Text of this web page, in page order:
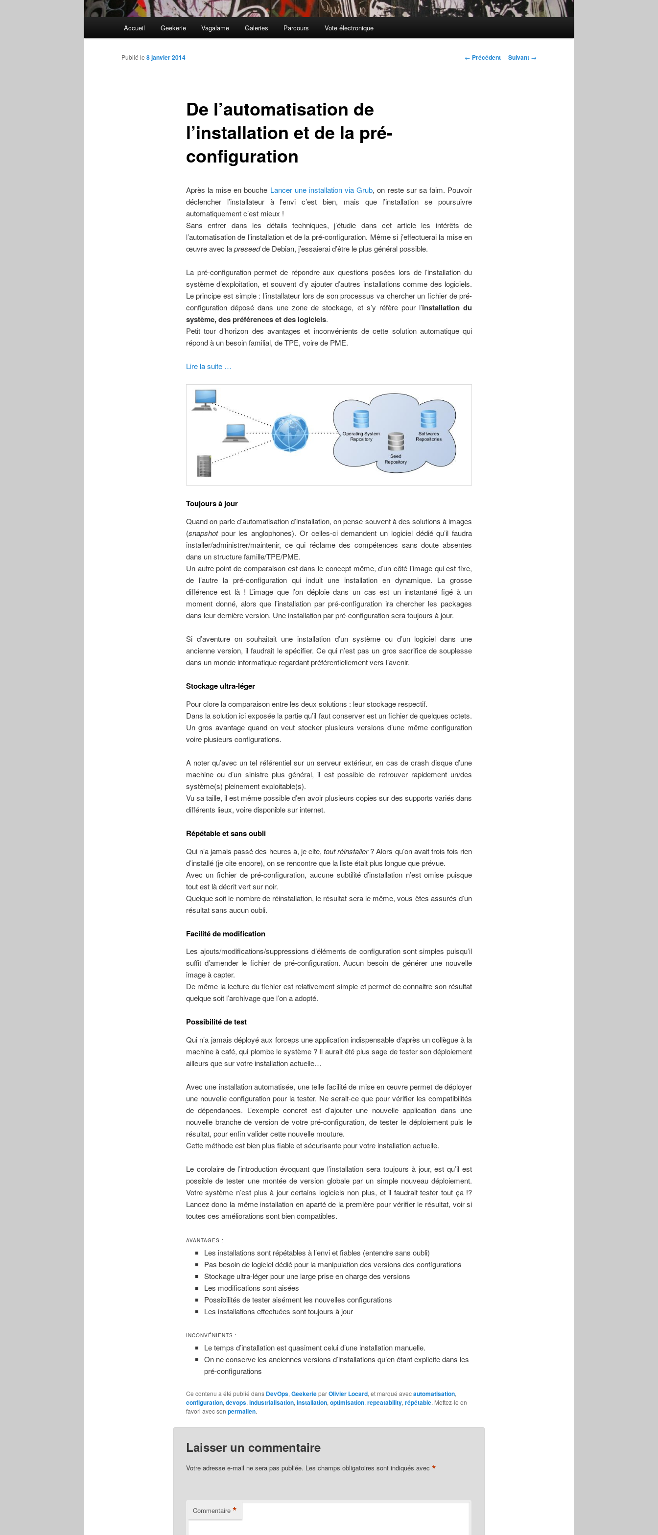
Accueil Geekerie Vagalame Galeries Parcours Vote électronique
Navigation
← Précédent Suivant →
De l’automatisation de
l’installation et de la pré-
configuration
Publié le 8 janvier 2014
Après la mise en bouche Lancer une installation via Grub, on reste sur sa faim. Pouvoir
déclencher l’installateur à l’envi c’est bien, mais que l’installation se poursuivre
automatiquement c’est mieux !
Sans entrer dans les détails techniques, j’étudie dans cet article les intérêts de
l’automatisation de l’installation et de la pré-configuration. Même si j’effectuerai la mise en
œuvre avec lapreseedde Debian, j’essaierai d’être le plus général possible.
La pré-configuration permet de répondre aux questions posées lors de l’installation du
système d’exploitation, et souvent d’y ajouter d’autres installations comme des logiciels.
Le principe est simple : l’installateur lors de son processus va chercher un fichier de pré-
configuration déposé dans une zone de stockage, et s’y réfère pour l’installation du
système, des préférences et des logiciels.
Petit tour d’horizon des avantages et inconvénients de cette solution automatique qui
répond à un besoin familial, de TPE, voire de PME.
Lire la suite …
Toujours à jour
Quand on parle d’automatisation d’installation, on pense souvent à des solutions à images
(snapshotpour les anglophones). Or celles-ci demandent un logiciel dédié qu’il faudra
installer/administrer/maintenir, ce qui réclame des compétences sans doute absentes
dans un structure famille/TPE/PME.
Un autre point de comparaison est dans le concept même, d’un côté l’image qui est fixe,
de l’autre la pré-configuration qui induit une installation en dynamique. La grosse
différence est là ! L’image que l’on déploie dans un cas est un instantané figé à un
moment donné, alors que l’installation par pré-configuration ira chercher les packages
dans leur dernière version. Une installation par pré-configuration sera toujours à jour.
Si d’aventure on souhaitait une installation d’un système ou d’un logiciel dans une
ancienne version, il faudrait le spécifier. Ce qui n’est pas un gros sacrifice de souplesse
dans un monde informatique regardant préférentiellement vers l’avenir.
Stockage ultra-léger
Pour clore la comparaison entre les deux solutions : leur stockage respectif.
Dans la solution ici exposée la partie qu’il faut conserver est un fichier de quelques octets.
Un gros avantage quand on veut stocker plusieurs versions d’une même configuration
voire plusieurs configurations.
A noter qu’avec un tel référentiel sur un serveur extérieur, en cas de crash disque d’une
machine ou d’un sinistre plus général, il est possible de retrouver rapidement un/des
système(s) pleinement exploitable(s).
Vu sa taille, il est même possible d’en avoir plusieurs copies sur des supports variés dans
différents lieux, voire disponible sur internet.
Répétable et sans oubli
Qui n’a jamais passé des heures à, je cite,tout réinstaller? Alors qu’on avait trois fois rien
d’installé (je cite encore), on se rencontre que la liste était plus longue que prévue.
Avec un fichier de pré-configuration, aucune subtilité d’installation n’est omise puisque
tout est là décrit vert sur noir.
Quelque soit le nombre de réinstallation, le résultat sera le même, vous êtes assurés d’un
résultat sans aucun oubli.
Facilité de modification
Les ajouts/modifications/suppressions d’éléments de configuration sont simples puisqu’il
suffit d’amender le fichier de pré-configuration. Aucun besoin de générer une nouvelle
image à capter.
De même la lecture du fichier est relativement simple et permet de connaitre son résultat
quelque soit l’archivage que l’on a adopté.
Possibilité de test
Qui n’a jamais déployé aux forceps une application indispensable d’après un collègue à la
machine à café, qui plombe le système ? Il aurait été plus sage de tester son déploiement
ailleurs que sur votre installation actuelle…
Avec une installation automatisée, une telle facilité de mise en œuvre permet de déployer
une nouvelle configuration pour la tester. Ne serait-ce que pour vérifier les compatibilités
de dépendances. L’exemple concret est d’ajouter une nouvelle application dans une
nouvelle branche de version de votre pré-configuration, de tester le déploiement puis le
résultat, pour enfin valider cette nouvelle mouture.
Cette méthode est bien plus fiable et sécurisante pour votre installation actuelle.
Le corolaire de l’introduction évoquant que l’installation sera toujours à jour, est qu’il est
possible de tester une montée de version globale par un simple nouveau déploiement.
Votre système n’est plus à jour certains logiciels non plus, et il faudrait tester tout ça !?
Lancez donc la même installation en aparté de la première pour vérifier le résultat, voir si
toutes ces améliorations sont bien compatibles.
AVANTAGES :
Les installations sont répétables à l’envi et fiables (entendre sans oubli)
Pas besoin de logiciel dédié pour la manipulation des versions des configurations
Stockage ultra-léger pour une large prise en charge des versions
Les modifications sont aisées
Possibilités de tester aisément les nouvelles configurations
Les installations effectuées sont toujours à jour
INCONVÉNIENTS :
Le temps d’installation est quasiment celui d’une installation manuelle.
On ne conserve les anciennes versions d’installations qu’en étant explicite dans les
pré-configurations
Ce contenu a été publié dans DevOps, GeekerieparOlivier Locard, et marqué avecautomatisation,
configuration, devops, industrialisation, installation, optimisation, repeatability, répétable. Mettez-le en
favori avec son permalien.
Laisser un commentaire
Votre adresse e-mail ne sera pas publiée. Les champs obligatoires sont indiqués avec *
Commentaire *